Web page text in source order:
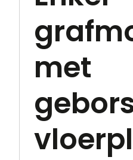
met